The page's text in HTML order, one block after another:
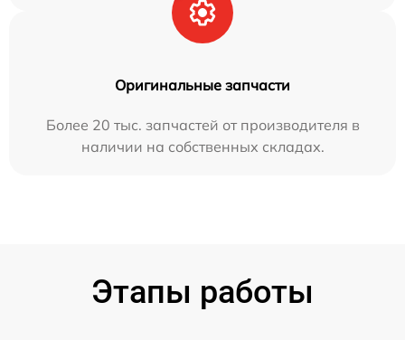
Оригинальные запчасти
Более 20 тыс. запчастей от производителя в
наличии на собственных складах.
Этапы работы